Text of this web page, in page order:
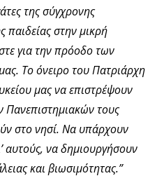
της σύγχρονης
παιδείας στην μικρή
για την πρόοδο των
Το όνειρο του Πατριάρχη
μας να επιστρέψουν
Πανεπιστημιακών τους
στο νησί. Να υπάρχουν
αυτούς, να δημιουργήσουν
και βιωσιμότητας.”